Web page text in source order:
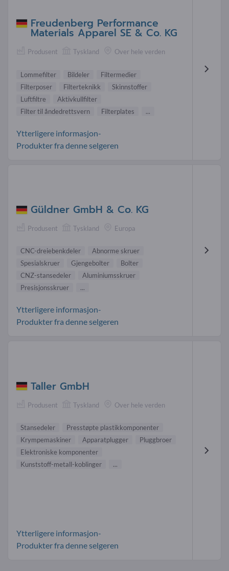
Freudenberg Performance
Materials Apparel SE & Co. KG
Produsent Tyskland Over hele verden
Lommefilter Bildeler
Filtermedier
Filterposer
Filterteknikk
Skinnstoffer
Luftfiltre
Aktivkullfilter
Filter til åndedrettsvern
Filterplates ...
Ytterligere informasjon-
Produkter fra denne selgeren
Güldner GmbH & Co. KG
Produsent Tyskland Europa
CNC-dreiebenkdeler
Abnorme skruer
Spesialskruer
Gjengebolter
Bolter
CNZ-stansedeler
Aluminiumsskruer
Presisjonsskruer
...
Ytterligere informasjon-
Produkter fra denne selgeren
Taller GmbH
Produsent Tyskland Over hele verden
Stansedeler
Presstøpte plastikkomponenter
Krympemaskiner
Apparatplugger
Pluggbroer
Elektroniske komponenter
Kunststoff-metall-koblinger
...
Ytterligere informasjon-
Produkter fra denne selgeren